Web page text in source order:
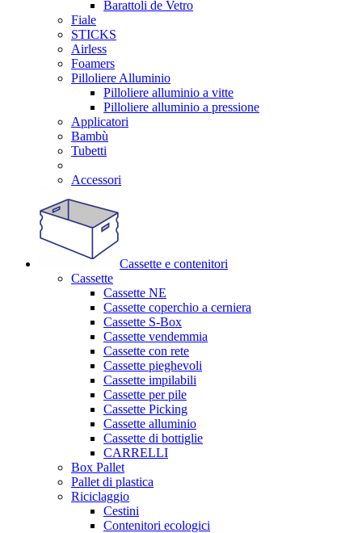
Barattoli de Vetro
Fiale
STICKS
Airless
Foamers
Pilloliere Alluminio
Pilloliere alluminio a vitte
Pilloliere alluminio a pressione
Applicatori
Bambù
Tubetti
Accessori
Cassette e contenitori
Cassette
Cassette NE
Cassette coperchio a cerniera
Cassette S-Box
Cassette vendemmia
Cassette con rete
Cassette pieghevoli
Cassette impilabili
Cassette per pile
Cassette Picking
Cassette alluminio
Cassette di bottiglie
CARRELLI
Box Pallet
Pallet di plastica
Riciclaggio
Cestini
Contenitori ecologici